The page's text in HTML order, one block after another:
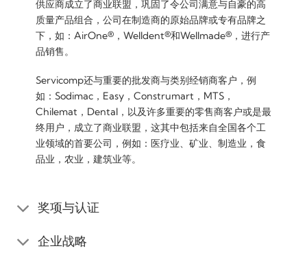
供应商成立了商业联盟，巩固了令公司满意与自豪的高
质量产品组合，公司在制造商的原始品牌或专有品牌之
下，如：AirOne®，Welldent®和Wellmade®，进行产
品销售。
Servicomp还与重要的批发商与类别经销商客户，例
如：Sodimac，Easy，Construmart，MTS，
Chilemat，Dental，以及许多重要的零售商客户或是最
终用户，成立了商业联盟，这其中包括来自全国各个工
业领域的首要公司，例如：医疗业、矿业、制造业，食
品业，农业，建筑业等。
奖项与认证
企业战略